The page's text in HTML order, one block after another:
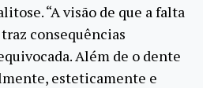
“A visão de que a falta
consequências
Além de o dente
esteticamente e